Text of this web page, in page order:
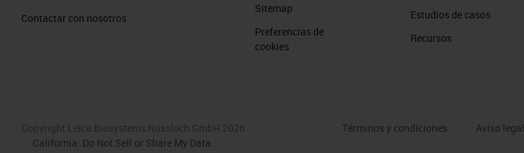
Contactar con nosotros
Sitemap
Preferencias de
cookies
Estudios de casos
Recursos
Copyright Leica Biosystems Nussloch GmbH 2026 Términos y condiciones Aviso legal
California: Do Not Sell or Share My Data.